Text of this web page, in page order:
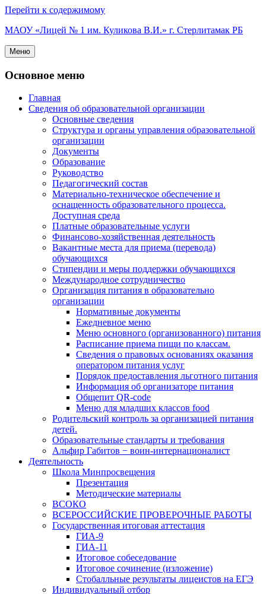
Перейти к содержимому
МАОУ «Лицей № 1 им. Куликова В.И.» г. Стерлитамак РБ
Меню
Основное меню
Главная
Сведения об образовательной организации
Основные сведения
Структура и органы управления образовательной
организации
Документы
Образование
Руководство
Педагогический состав
Материально-техническое обеспечение и
оснащенность образовательного процесса.
Доступная среда
Платные образовательные услуги
Финансово-хозяйственная деятельность
Вакантные места для приема (перевода)
обучающихся
Стипендии и меры поддержки обучающихся
Международное сотрудничество
Организация питания в образовательно
организации
Нормативные документы
Ежедневное меню
Меню основного (организованного) питания
Расписание приема пищи по классам.
Сведения о правовых основаниях оказания
оператором питания услуг
Порядок предоставления льготного питания
Информация об организаторе питания
Общепит QR-code
Меню для младших классов food
Родительский контроль за организацией питания
детей.
Образовательные стандарты и требования
Альфир Габитов − воин-интернационалист
Деятельность
Школа Минпросвещения
Презентация
Методические материалы
ВСОКО
ВСЕРОССИЙСКИЕ ПРОВЕРОЧНЫЕ РАБОТЫ
Государственная итоговая аттестация
ГИА-9
ГИА-11
Итоговое собеседование
Итоговое сочинение (изложение)
Стобалльные результаты лицеистов на ЕГЭ
Индивидуальный отбор